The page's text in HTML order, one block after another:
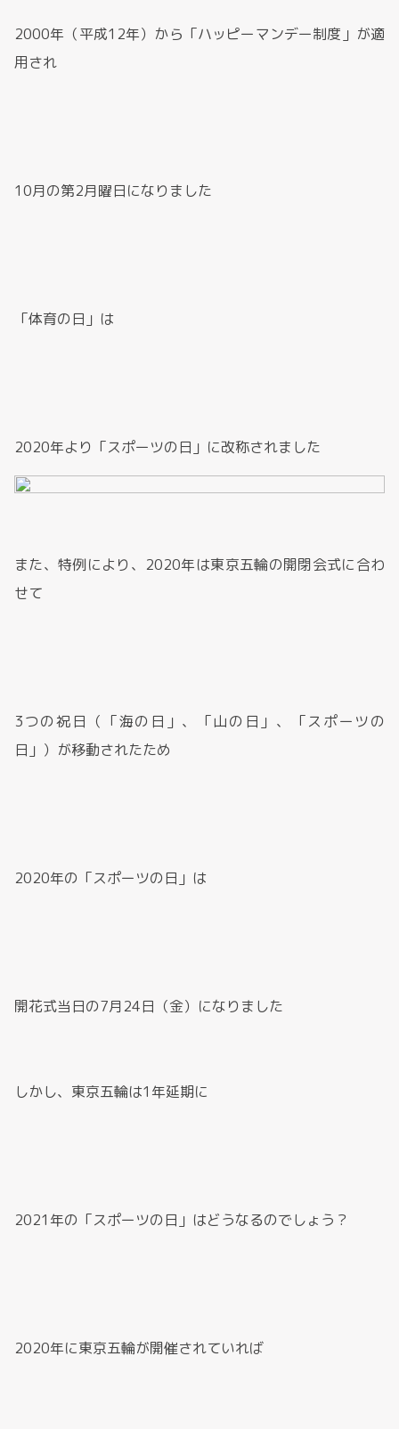
2000年（平成12年）から「ハッピーマンデー制度」が適
用され
10月の第2月曜日になりました
「体育の日」は
2020年より「スポーツの日」に改称されました
また、特例により、2020年は東京五輪の開閉会式に合わ
せて
3つの祝日（「海の日」、「山の日」、「スポーツの
日」）が移動されたため
2020年の「スポーツの日」は
開花式当日の7月24日（金）になりました
しかし、東京五輪は1年延期に
2021年の「スポーツの日」はどうなるのでしょう？
2020年に東京五輪が開催されていれば